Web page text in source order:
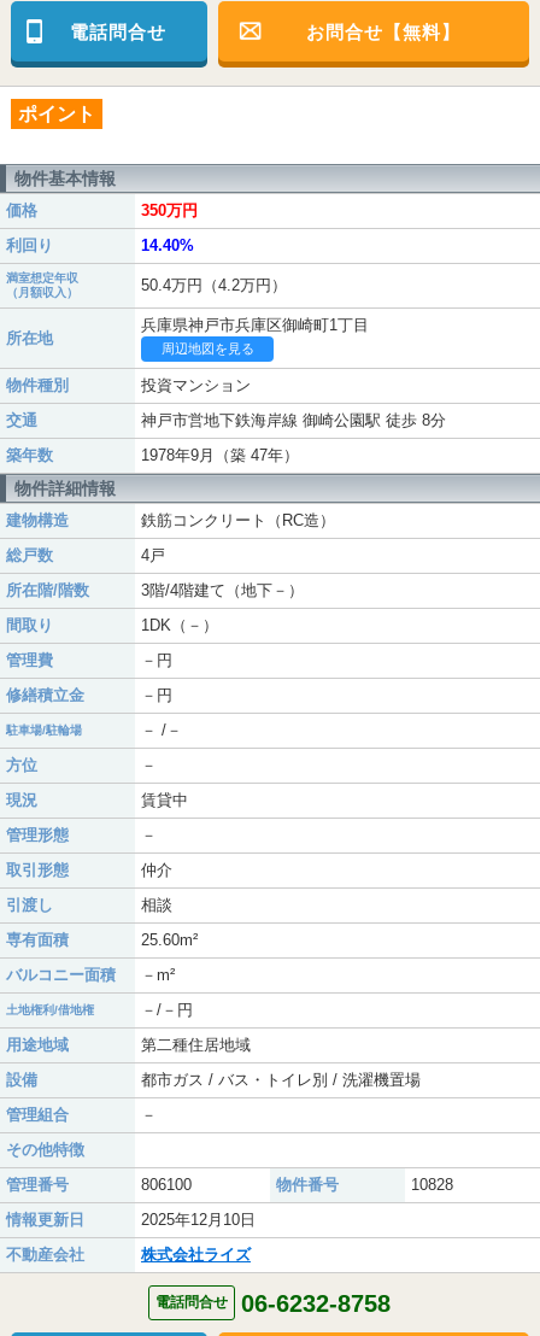
電話問合せ お問合せ【無料】
ポイント
物件基本情報
価格
350万円
利回り
14.40%
満室想定年収
（月額収入）
50.4万円（4.2万円）
所在地
兵庫県神戸市兵庫区御崎町1丁目
周辺地図を見る
物件種別
投資マンション
交通
神戸市営地下鉄海岸線 御崎公園駅 徒歩 8分
築年数
1978年9月（築 47年）
物件詳細情報
建物構造
鉄筋コンクリート（RC造）
総戸数
4戸
所在階/階数
3階/4階建て（地下－）
間取り
1DK（－）
管理費
－円
修繕積立金
－円
駐車場/駐輪場
－ /－
方位
－
現況
賃貸中
管理形態
－
取引形態
仲介
引渡し
相談
専有面積
25.60m²
バルコニー面積
－m²
土地権利/借地権
－/－円
用途地域
第二種住居地域
設備
都市ガス / バス・トイレ別 / 洗濯機置場
管理組合
－
その他特徴
管理番号
806100 物件番号
10828
情報更新日
2025年12月10日
不動産会社
株式会社ライズ
電話問合せ 06-6232-8758